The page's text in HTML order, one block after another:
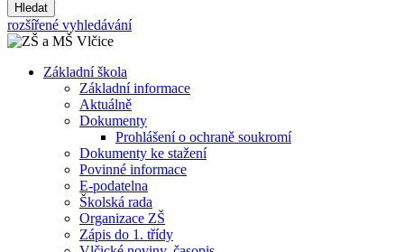
Hledat
rozšířené vyhledávání
Základní škola
Základní informace
Aktuálně
Dokumenty
Prohlášení o ochraně soukromí
Dokumenty ke stažení
Povinné informace
E-podatelna
Školská rada
Organizace ZŠ
Zápis do 1. třídy